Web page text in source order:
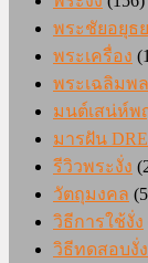
พระชัยอยุธ
พระเครื่อง
พระเฉลิมพ
มนต์เสน่ห์พญ
มารฝัน
รีวิวพระงั่ง
วัตถุมงคล
วิธีการใช้งั่ง
วิธีทดสอบงั่ง